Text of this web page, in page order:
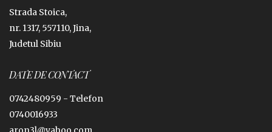
Strada Stoica,
nr. 1317, 557110, Jina,
Judetul Sibiu
DATE DE CONTACT
0742480959 - Telefon
0740016933